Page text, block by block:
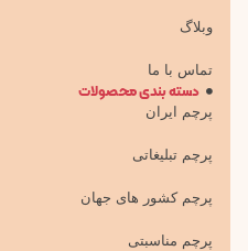
وبلاگ
تماس با ما
دسته بندی محصولات
پرچم ایران
پرچم تبلیغاتی
پرچم کشور های جهان
پرچم مناسبتی